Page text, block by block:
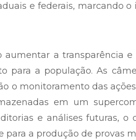
e federais, marcando
a transparência e
para a população. As
o monitoramento das
em um
e análises futuras,
a produção de provas